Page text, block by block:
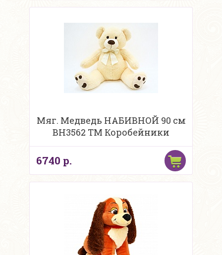
Мяг. Медведь НАБИВНОЙ 90 см
BH3562 ТМ Коробейники
6740 р.